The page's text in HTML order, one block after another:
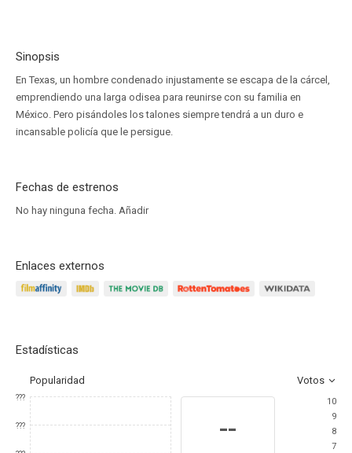
Sinopsis
En Texas, un hombre condenado injustamente se escapa de la cárcel,
emprendiendo una larga odisea para reunirse con su familia en
México. Pero pisándoles los talones siempre tendrá a un duro e
incansable policía que le persigue.
Fechas de estrenos
No hay ninguna fecha. Añadir
Enlaces externos
Estadísticas
Popularidad Votos
???
??? --
10
9
8
7